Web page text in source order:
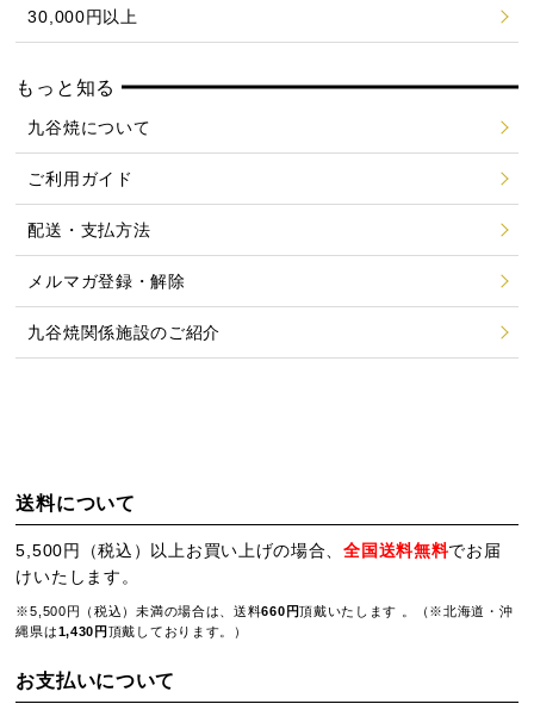
30,000円以上
もっと知る
九谷焼について
ご利用ガイド
配送・支払方法
メルマガ登録・解除
九谷焼関係施設のご紹介
送料について
5,500円（税込）以上お買い上げの場合、全国送料無料でお届
けいたします。
※5,500円（税込）未満の場合は、送料660円頂戴いたします 。（※北海道・沖
縄県は1,430円 頂戴しております。）
お支払いについて